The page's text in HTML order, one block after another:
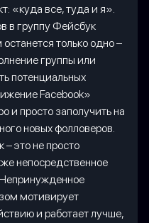
«куда все, туда и я».
в группу Фейсбук
только одно –
группы или
потенциальных
Facebook»
и просто заполучить на
новых фолловеров.
– это не просто
непосредственное
мотивирует
и работает лучше,